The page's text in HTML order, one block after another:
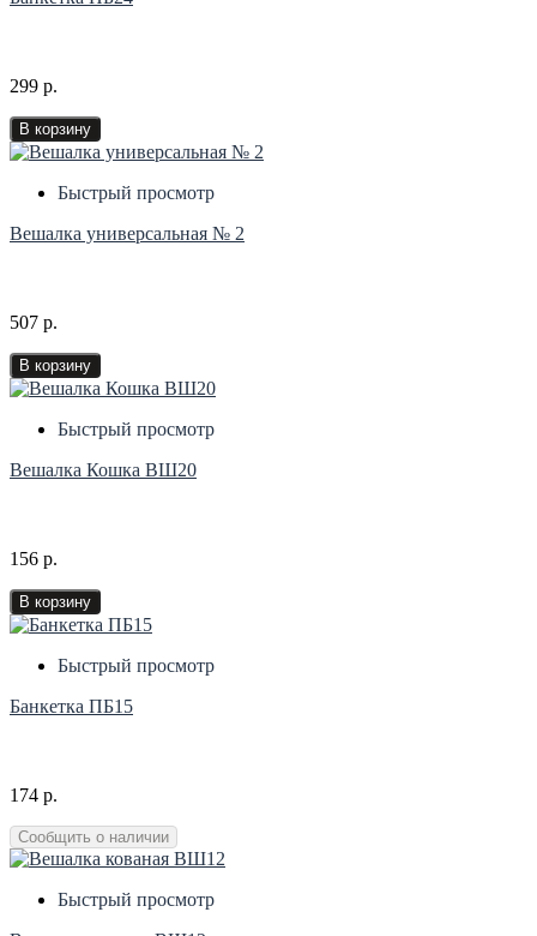
299 р.
В корзину
Быстрый просмотр
Вешалка универсальная № 2
507 р.
В корзину
Быстрый просмотр
Вешалка Кошка ВШ20
156 р.
В корзину
Быстрый просмотр
Банкетка ПБ15
174 р.
Сообщить о наличии
Быстрый просмотр